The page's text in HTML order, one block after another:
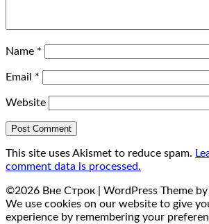
Name *
Email *
Website
This site uses Akismet to reduce spam.
comment data is processed.
©2026 Вне Строк | WordPress Theme by
We use cookies on our website to give
experience by remembering your